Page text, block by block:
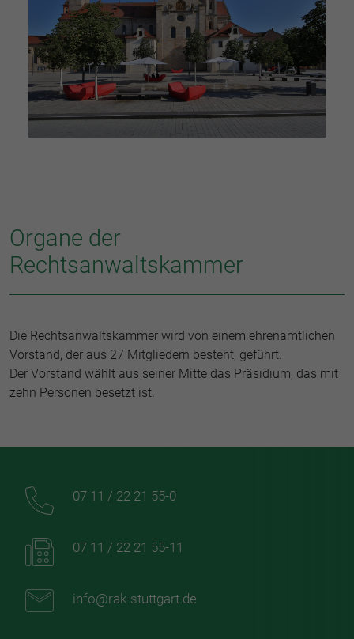
Organe der
Rechtsanwaltskammer
Die Rechtsanwaltskammer wird von einem ehrenamtlichen
Vorstand, der aus 27 Mitgliedern besteht, geführt.
Der Vorstand wählt aus seiner Mitte das Präsidium, das mit
zehn Personen besetzt ist.
07 11 / 22 21 55-0
07 11 / 22 21 55-11
info@rak-stuttgart.de